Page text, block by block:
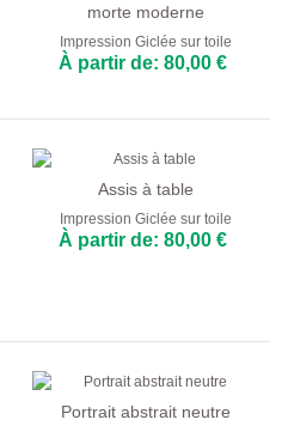
morte moderne
Impression Giclée sur toile
À partir de: 80,00 €
Assis à table
Impression Giclée sur toile
À partir de: 80,00 €
Portrait abstrait neutre